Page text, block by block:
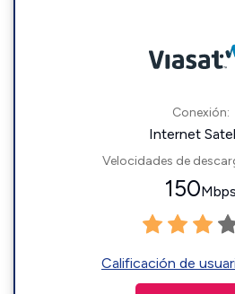
Conexión:
Internet
Velocidades de
150Mbps
Calificación de